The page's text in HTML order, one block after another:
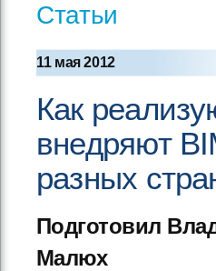
Статьи
11 мая 2012
Как
внедряют
разных
Подготовил
Малюх